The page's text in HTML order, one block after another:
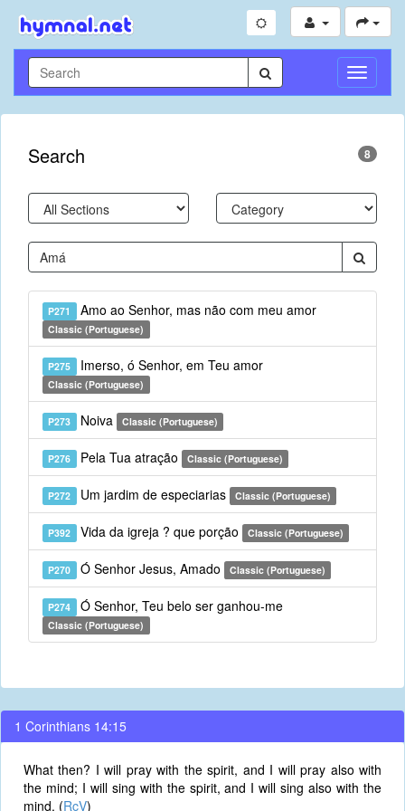
Toggle
Search 8
P271 Amo ao Senhor, mas não com meu amor
Classic (Portuguese)
P275 Imerso, ó Senhor, em Teu amor
Classic (Portuguese)
P273 Noiva Classic (Portuguese)
P276 Pela Tua atração Classic (Portuguese)
P272 Um jardim de especiarias Classic (Portuguese)
P392 Vida da igreja ? que porção Classic (Portuguese)
P270 Ó Senhor Jesus, Amado Classic (Portuguese)
P274 Ó Senhor, Teu belo ser ganhou-me
Classic (Portuguese)
1 Corinthians 14:15
What then? I will pray with the spirit, and I will pray also with
the mind; I will sing with the spirit, and I will sing also with the
mind. (RcV)